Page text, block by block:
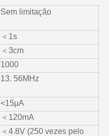
Sem limitação
＜1s
＜3cm
1000
13. 56MHz
<15μA
＜120mA
＜4.8V (250 vezes pelo